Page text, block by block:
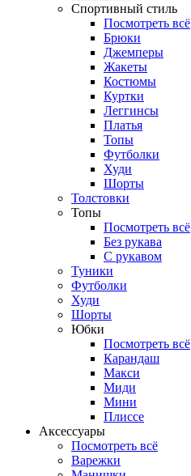
Спортивный стиль
Посмотреть всё
Брюки
Джемперы
Жакеты
Костюмы
Куртки
Леггинсы
Платья
Топы
Футболки
Худи
Шорты
Толстовки
Топы
Посмотреть всё
Без рукава
С рукавом
Туники
Футболки
Худи
Шорты
Юбки
Посмотреть всё
Карандаш
Макси
Миди
Мини
Плиссе
Аксессуары
Посмотреть всё
Варежки